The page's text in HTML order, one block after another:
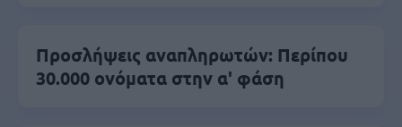
Προσλήψεις αναπληρωτών: Περίπου
30.000 ονόματα στην α' φάση